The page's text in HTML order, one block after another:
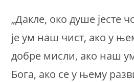
„Дакле, око душе јесте
је ум наш чист, ако у
добре мисли, ако наш
Бога, ако се у њему